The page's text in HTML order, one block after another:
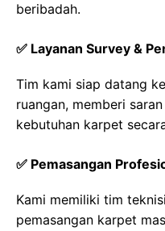
beribadah.
✅ Layanan Survey &
Tim kami siap datang
ruangan, memberi
kebutuhan karpet
✅ Pemasangan
Kami memiliki tim
pemasangan karpet